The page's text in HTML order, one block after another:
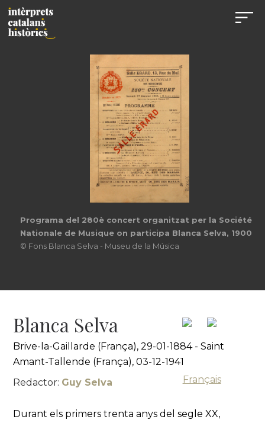
Programa del 280è concert organitzat per la Société
Nationale de Musique on participa Blanca Selva, 1900
© Fons Blanca Selva - Museu de la Música
Blanca Selva
Brive-la-Gaillarde (França), 29-01-1884 - Saint
Amant-Tallende (França), 03-12-1941
Redactor: Guy Selva Français
Durant els primers trenta anys del segle XX,